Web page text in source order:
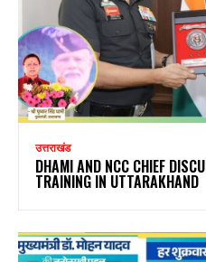
उत्तराखंड
DHAMI AND NCC CHIEF
TRAINING IN UTTARAKHAND